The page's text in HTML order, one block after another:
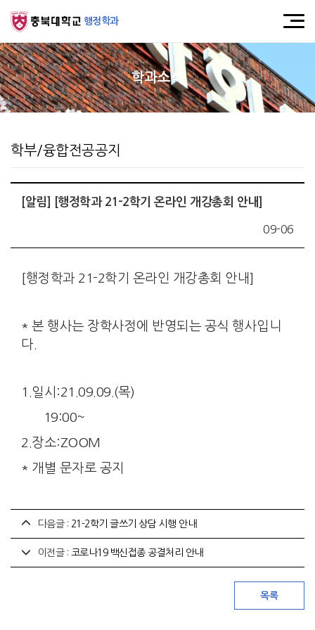
행정학과
학과소식
학부/융합전공공지
[알림] [행정학과 21-2학기 온라인 개강총회 안내]
09-06
[행정학과 21-2학기 온라인 개강총회 안내]
* 본 행사는 장학사정에 반영되는 공식 행사입니
다.
1.일시:21.09.09.(목)
19:00~
2.장소:ZOOM
* 개별 문자로 공지
다음글 : 21-2학기 글쓰기 상담 시행 안내
이전글 : 코로나19 백신접종 공결처리 안내